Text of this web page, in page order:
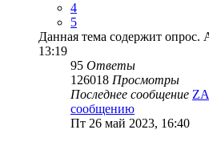
4
5
Данная тема содержит опрос.
13:19
95 Ответы
126018 Просмотры
Последнее сообщение
сообщению
Пт 26 май 2023, 16:40